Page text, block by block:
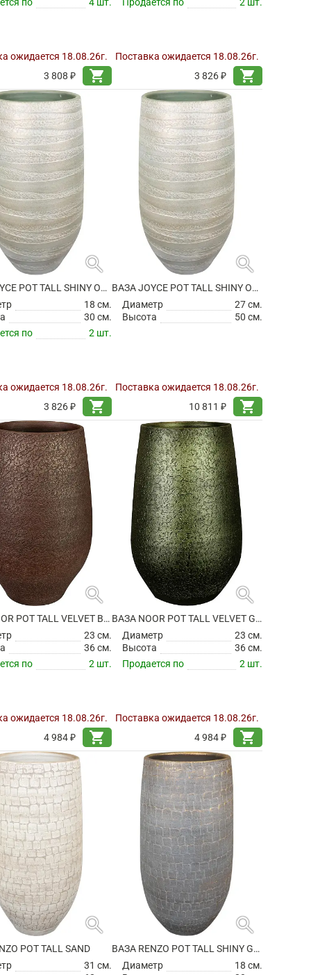
по
4 шт.
ожидается 18.08.26г.
3 808 ₽
shopping_cart
Продается по
2 шт.
Поставка ожидается 18.08.26г.
3 826 ₽
shopping_cart
search
ВАЗА JOYCE POT TALL SHINY OLIVE
18 см.
30 см.
по
2 шт.
ожидается 18.08.26г.
3 826 ₽
shopping_cart
search
ВАЗА JOYCE POT TALL SHINY OLIVE
Диаметр
27 см.
Высота
50 см.
Поставка ожидается 18.08.26г.
10 811 ₽
shopping_cart
search
ВАЗА NOOR POT TALL VELVET BROWN
23 см.
36 см.
по
2 шт.
ожидается 18.08.26г.
4 984 ₽
shopping_cart
search
ВАЗА NOOR POT TALL VELVET GREEN
Диаметр
23 см.
Высота
36 см.
Продается по
2 шт.
Поставка ожидается 18.08.26г.
4 984 ₽
shopping_cart
search
POT TALL SAND
31 см.
search
ВАЗА RENZO POT TALL SHINY GREY
Диаметр
18 см.